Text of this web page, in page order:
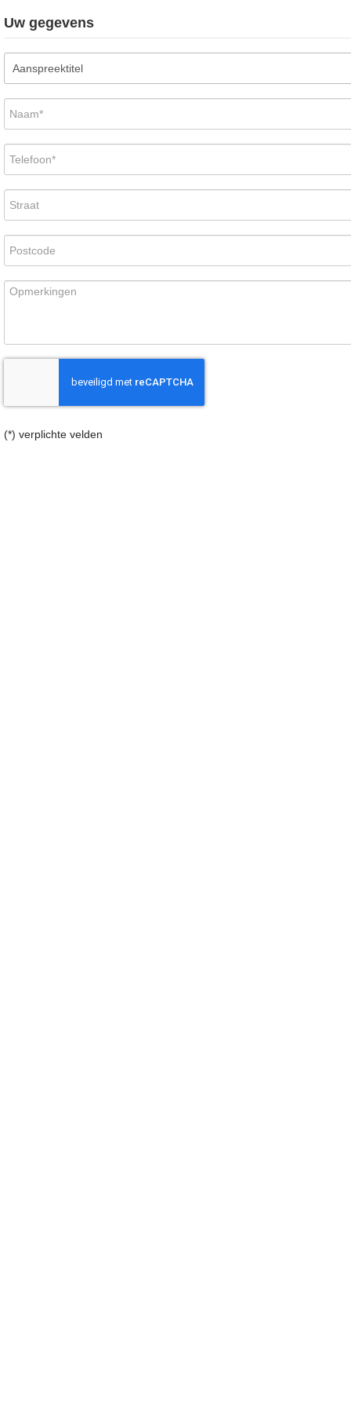
Uw gegevens
(*) verplichte velden